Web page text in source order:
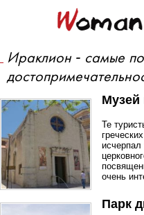
Ираклион - самые
Музей
Те
исчерпал
очень
Парк